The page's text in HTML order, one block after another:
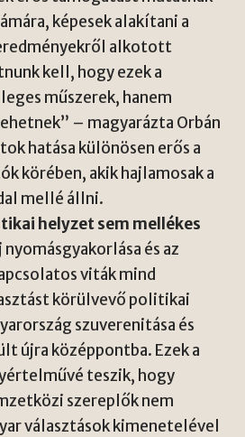
képesek alakítani a
alkotott
kell, hogy ezek a
műszerek, hanem
– magyarázta Orbán
hatása különösen erős a
körében, akik hajlamosak a
mellé állni.
helyzet sem mellékes
és az
viták mind
körülvevő politikai
szuverenitása és
újra középpontba. Ezek a
teszik, hogy
szereplők nem
választások kimenetelével